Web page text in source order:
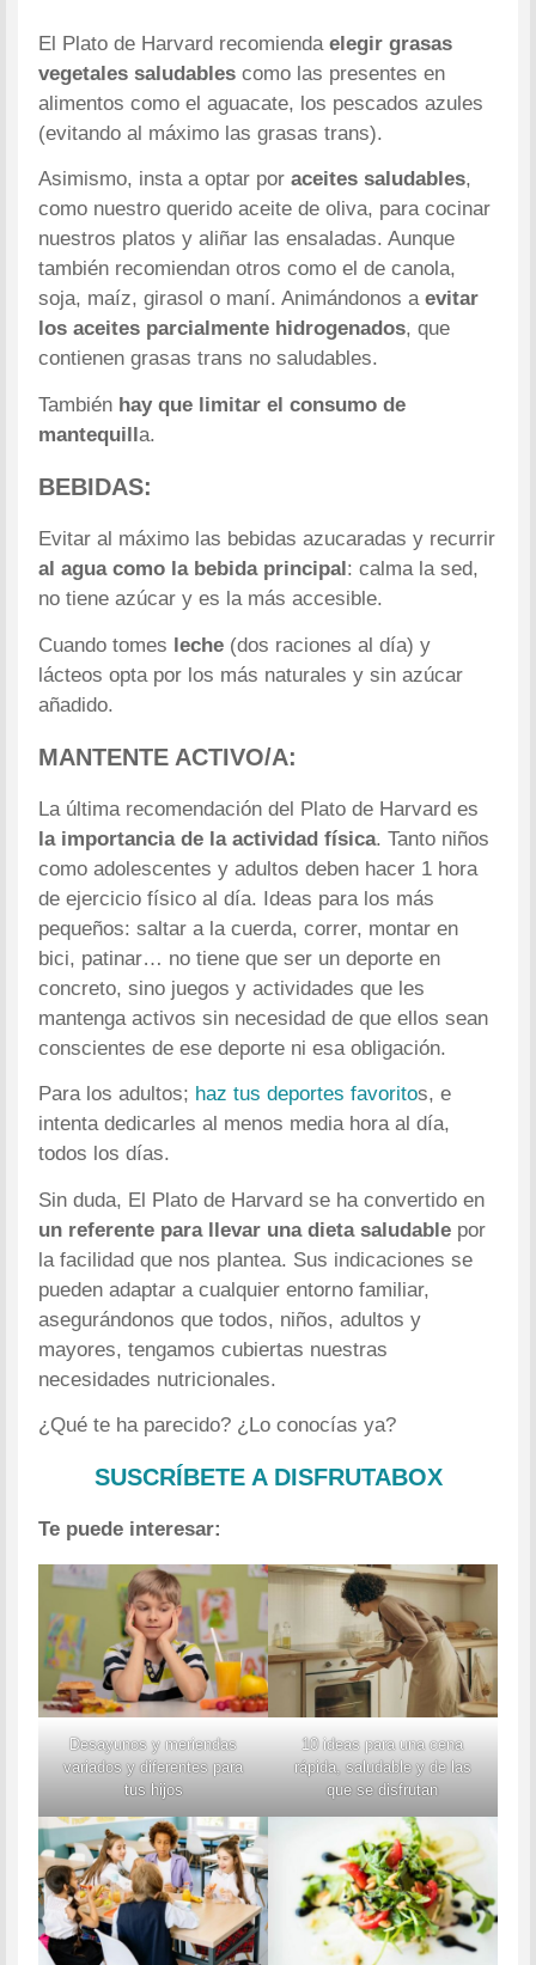
El Plato de Harvard recomiendaelegir grasas
vegetales saludables como las presentes en
alimentos como el aguacate, los pescados azules
(evitando al máximo las grasas trans).
Asimismo, insta a optar poraceites saludables,
como nuestro querido aceite de oliva, para cocinar
nuestros platos y aliñar las ensaladas. Aunque
también recomiendan otros como el de canola,
soja, maíz, girasol o maní. Animándonos aevitar
los aceites parcialmente hidrogenados, que
contienen grasas trans no saludables.
También hay que limitar el consumo de
mantequilla.
BEBIDAS:
Evitar al máximo las bebidas azucaradas y recurrir
al agua como la bebida principal: calma la sed,
no tiene azúcar y es la más accesible.
Cuando tomes leche (dos raciones al día) y
lácteos opta por los más naturales y sin azúcar
añadido.
MANTENTE ACTIVO/A:
La última recomendación del Plato de Harvard es
la importancia de la actividad física. Tanto niños
como adolescentes y adultos deben hacer 1 hora
de ejercicio físico al día. Ideas para los más
pequeños: saltar a la cuerda, correr, montar en
bici, patinar… no tiene que ser un deporte en
concreto, sino juegos y actividades que les
mantenga activos sin necesidad de que ellos sean
conscientes de ese deporte ni esa obligación.
Para los adultos; haz tus deportes favoritos, e
intenta dedicarles al menos media hora al día,
todos los días.
Sin duda, El Plato de Harvard se ha convertido en
un referente para llevar una dieta saludable por
la facilidad que nos plantea. Sus indicaciones se
pueden adaptar a cualquier entorno familiar,
asegurándonos que todos, niños, adultos y
mayores, tengamos cubiertas nuestras
necesidades nutricionales.
¿Qué te ha parecido? ¿Lo conocías ya?
SUSCRÍBETE A DISFRUTABOX
Te puede interesar:
Desayunos y meriendas
variados y diferentes para
tus hijos
10 ideas para una cena
rápida, saludable y de las
que se disfrutan